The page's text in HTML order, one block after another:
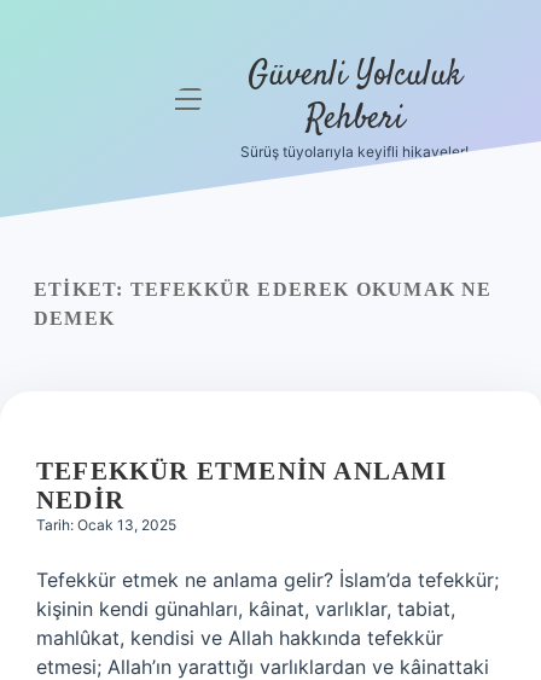
Yasal Uyarı
menüyü Güvenli Yolculuk
Rehberi
Sürüş tüyolarıyla keyifli hikayeler!
ETIKET: TEFEKKÜR EDEREK OKUMAK NE
DEMEK
TEFEKKÜR ETMENIN ANLAMI
NEDIR
Tarih: Ocak 13, 2025
Tefekkür etmek ne anlama gelir? İslam’da tefekkür;
kişinin kendi günahları, kâinat, varlıklar, tabiat,
mahlûkat, kendisi ve Allah hakkında tefekkür
etmesi; Allah’ın yarattığı varlıklardan ve kâinattaki